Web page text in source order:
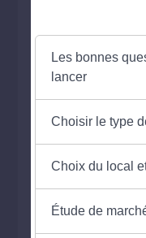
Les bonnes
lancer
Choisir le type
Choix du local
Étude de